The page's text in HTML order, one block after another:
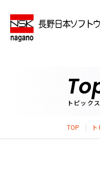
トピックス
TOP